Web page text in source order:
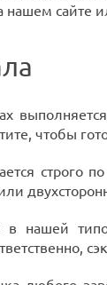
нашем сайте
чтобы
строго
нашей